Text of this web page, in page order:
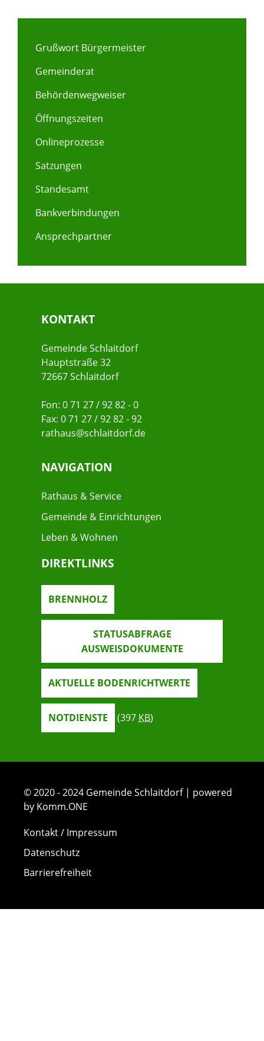
Grußwort Bürgermeister
Gemeinderat
Behördenwegweiser
Öffnungszeiten
Onlineprozesse
Satzungen
Standesamt
Bankverbindungen
Ansprechpartner
KONTAKT
Gemeinde Schlaitdorf
Hauptstraße 32
72667 Schlaitdorf
Fon: 0 71 27 / 92 82 - 0
Fax: 0 71 27 / 92 82 - 92
rathaus@schlaitdorf.de
NAVIGATION
Rathaus & Service
Gemeinde & Einrichtungen
Leben & Wohnen
DIREKTLINKS
BRENNHOLZ
STATUSABFRAGE
AUSWEISDOKUMENTE
AKTUELLE BODENRICHTWERTE
NOTDIENSTE (397 KB)
© 2020 - 2024 Gemeinde Schlaitdorf | powered
by Komm.ONE
Kontakt / Impressum
Datenschutz
Barrierefreiheit